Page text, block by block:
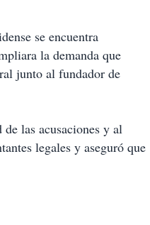
se encuentra
la demanda que
junto al fundador de
las acusaciones y al
legales y aseguró que